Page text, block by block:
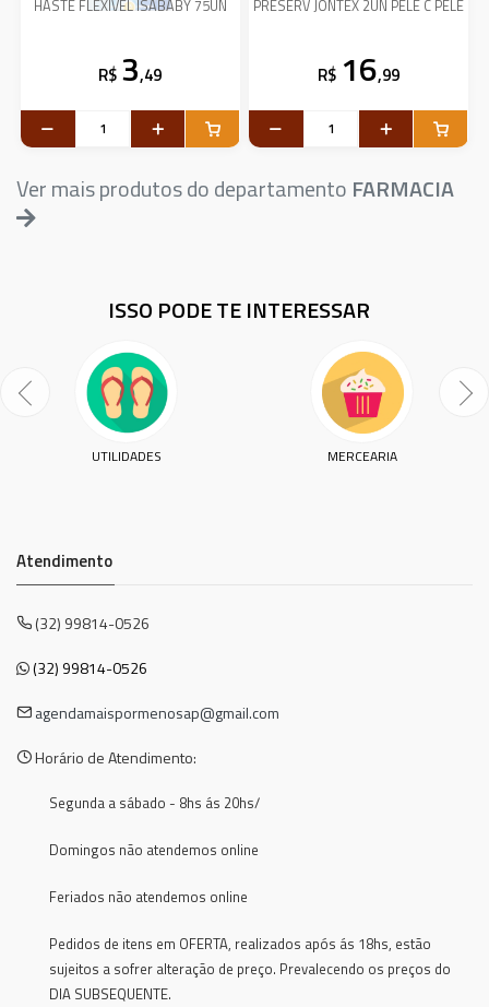
HASTE FLEXIVEL ISABABY 75UN
R$ 3,49
PRESERV JONTEX 2UN PELE C PELE
R$ 16,99
Ver mais produtos do departamento FARMACIA
ISSO PODE TE INTERESSAR
UTILIDADES MERCEARIA
Atendimento
(32) 99814-0526
(32) 99814-0526
agendamaispormenosap@gmail.com
Horário de Atendimento:
Segunda a sábado - 8hs ás 20hs/
Domingos não atendemos online
Feriados não atendemos online
Pedidos de itens em OFERTA, realizados após ás 18hs, estão
sujeitos a sofrer alteração de preço. Prevalecendo os preços do
DIA SUBSEQUENTE.